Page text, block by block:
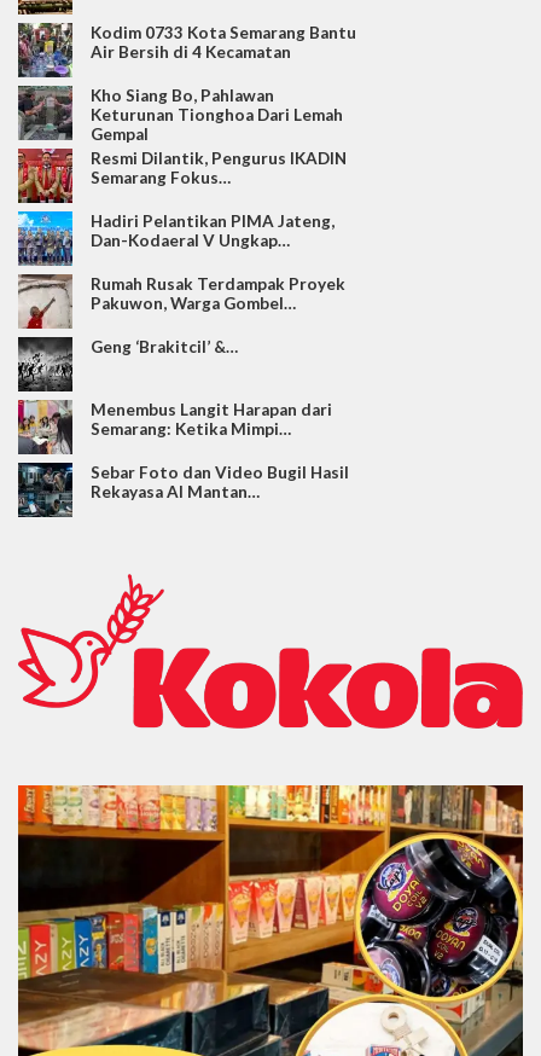
Kodim 0733 Kota Semarang Bantu
Air Bersih di 4 Kecamatan
Kho Siang Bo, Pahlawan
Keturunan Tionghoa Dari Lemah
Gempal
Resmi Dilantik, Pengurus IKADIN
Semarang Fokus…
Hadiri Pelantikan PIMA Jateng,
Dan-Kodaeral V Ungkap…
Rumah Rusak Terdampak Proyek
Pakuwon, Warga Gombel…
Geng ‘Brakitcil’ &…
Menembus Langit Harapan dari
Semarang: Ketika Mimpi…
Sebar Foto dan Video Bugil Hasil
Rekayasa AI Mantan…